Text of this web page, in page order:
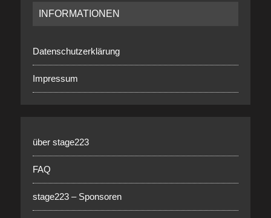
INFORMATIONEN
Datenschutzerklärung
Impressum
über stage223
FAQ
stage223 – Sponsoren